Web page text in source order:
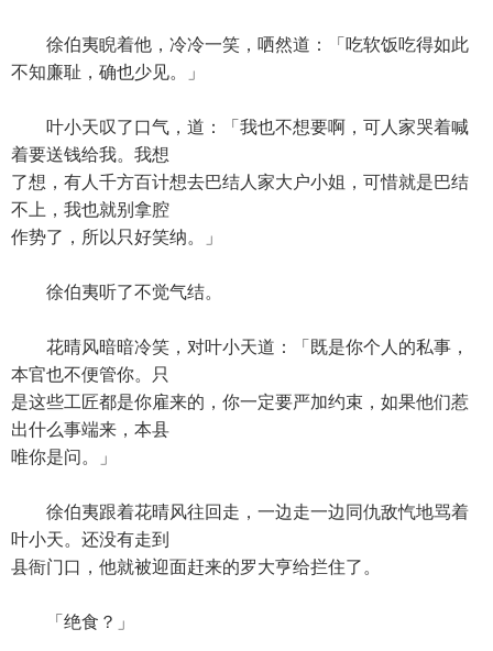
徐伯夷睨着他，冷冷一笑，哂然道：「吃软饭吃得如此
不知廉耻，确也少见。」
叶小天叹了口气，道：「我也不想要啊，可人家哭着喊
着要送钱给我。我想
了想，有人千方百计想去巴结人家大户小姐，可惜就是巴结
不上，我也就别拿腔
作势了，所以只好笑纳。」
徐伯夷听了不觉气结。
花晴风暗暗冷笑，对叶小天道：「既是你个人的私事，
本官也不便管你。只
是这些工匠都是你雇来的，你一定要严加约束，如果他们惹
出什么事端来，本县
唯你是问。」
徐伯夷跟着花晴风往回走，一边走一边同仇敌忾地骂着
叶小天。还没有走到
县衙门口，他就被迎面赶来的罗大亨给拦住了。
「绝食？」